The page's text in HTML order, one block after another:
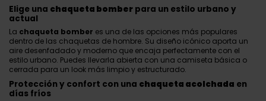
Elige una chaqueta bomber para un estilo urbano y
actual
La chaqueta bomber es una de las opciones más populares
dentro de las chaquetas de hombre. Su diseño icónico aporta un
aire desenfadado y moderno que encaja perfectamente con el
estilo urbano. Puedes llevarla abierta con una camiseta básica o
cerrada para un look más limpio y estructurado.
Protección y confort con una chaqueta acolchada en
días fríos